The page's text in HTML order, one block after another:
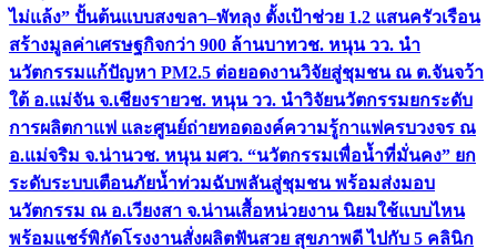
ไม่แล้ง” ปั้นต้นแบบสงขลา–พัทลุง ตั้งเป้าช่วย 1.2 แสนครัวเรือน
สร้างมูลค่าเศรษฐกิจกว่า 900 ล้านบาทวช. หนุน วว. นำ
นวัตกรรมแก้ปัญหา PM2.5 ต่อยอดงานวิจัยสู่ชุมชน ณ ต.จันจว้า
ใต้ อ.แม่จัน จ.เชียงรายวช. หนุน วว. นำวิจัยนวัตกรรมยกระดับ
การผลิตกาแฟ และศูนย์ถ่ายทอดองค์ความรู้กาแฟครบวงจร ณ
อ.แม่จริม จ.น่านวช. หนุน มศว. “นวัตกรรมเพื่อน้ำที่มั่นคง” ยก
ระดับระบบเตือนภัยน้ำท่วมฉับพลันสู่ชุมชน พร้อมส่งมอบ
นวัตกรรม ณ อ.เวียงสา จ.น่านเสื้อหน่วยงาน นิยมใช้แบบไหน
พร้อมแชร์พิกัดโรงงานสั่งผลิตฟันสวย สุขภาพดี ไปกับ 5 คลินิก